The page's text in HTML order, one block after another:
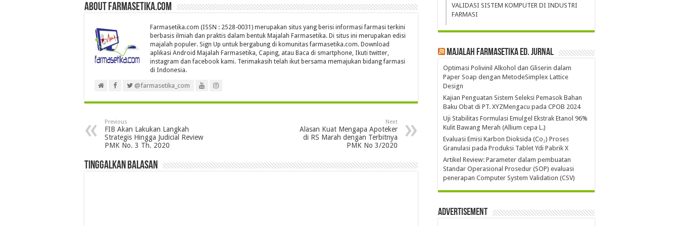
About farmasetika.com
Farmasetika.com (ISSN : 2528-0031) merupakan situs yang berisi informasi farmasi terkini
berbasis ilmiah dan praktis dalam bentuk Majalah Farmasetika. Di situs ini merupakan edisi
majalah populer. Sign Up untuk bergabung di komunitas farmasetika.com. Download
aplikasi Android Majalah Farmasetika, Caping, atau Baca di smartphone, Ikuti twitter,
instagram dan facebook kami. Terimakasih telah ikut bersama memajukan bidang farmasi
di Indonesia.
@farmasetika_com
Previous
FIB Akan Lakukan Langkah
Strategis Hingga Judicial Review
PMK No. 3 Th. 2020
Next
Alasan Kuat Mengapa Apoteker
di RS Marah dengan Terbitnya
PMK No 3/2020
Tinggalkan Balasan
VALIDASI SISTEM KOMPUTER DI INDUSTRI
FARMASI
Majalah Farmasetika Ed. Jurnal
Optimasi Polivinil Alkohol dan Gliserin dalam
Paper Soap dengan MetodeSimplex Lattice
Design
Kajian Penguatan Sistem Seleksi Pemasok Bahan
Baku Obat di PT. XYZMengacu pada CPOB 2024
Uji Stabilitas Formulasi Emulgel Ekstrak Etanol 96%
Kulit Bawang Merah (Allium cepa L.)
Evaluasi Emisi Karbon Dioksida (Co₂) Proses
Granulasi pada Produksi Tablet Ydi Pabrik X
Artikel Review: Parameter dalam pembuatan
Standar Operasional Prosedur (SOP) evaluasi
penerapan Computer System Validation (CSV)
Advertisement